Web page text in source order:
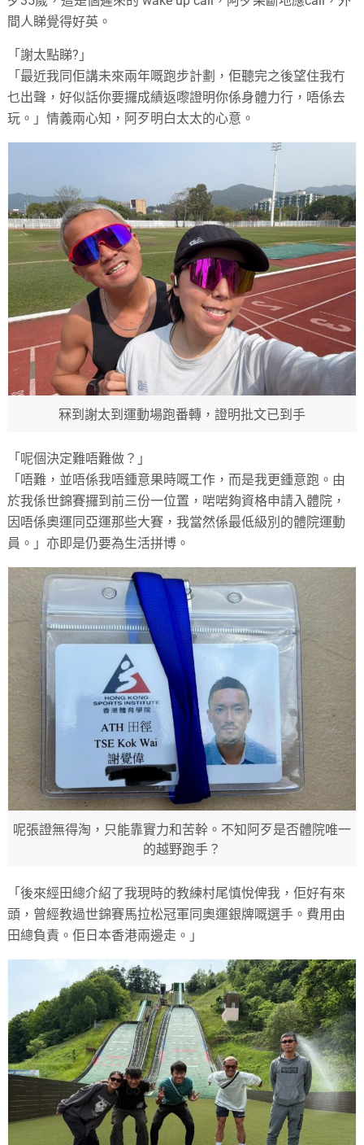
間人睇覺得好英。
「謝太點睇?」
「最近我同佢講未來兩年嘅跑步計劃，佢聽完之後望住我冇
乜出聲，好似話你要攞成績返嚟證明你係身體力行，唔係去
玩。」情義兩心知，阿歹明白太太的心意。
冧到謝太到運動場跑番轉，證明批文已到手
「呢個決定難唔難做？」
「唔難，並唔係我唔鍾意果時嘅工作，而是我更鍾意跑。由
於我係世錦賽攞到前三份一位置，啱啱夠資格申請入體院，
因唔係奧運同亞運那些大賽，我當然係最低級別的體院運動
員。」亦即是仍要為生活拼博。
呢張證無得淘，只能靠實力和苦幹。不知阿歹是否體院唯一
的越野跑手？
「後來經田總介紹了我現時的教練村尾慎悅俾我，佢好有來
頭，曾經教過世錦賽馬拉松冠軍同奧運銀牌嘅選手。費用由
田總負責。佢日本香港兩邊走。」